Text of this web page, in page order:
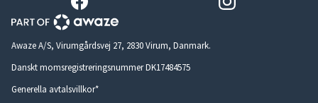
Awaze A/S, Virumgårdsvej 27, 2830 Virum, Danmark.
Danskt momsregistreringsnummer DK17484575
Generella avtalsvillkor*